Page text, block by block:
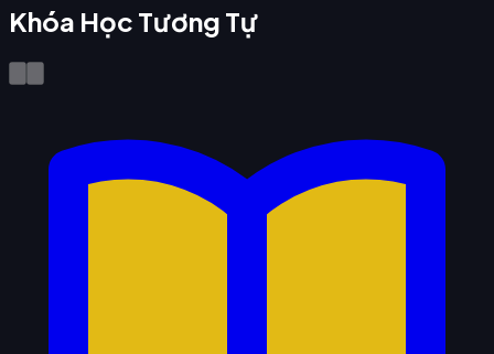
Khóa Học Tương Tự